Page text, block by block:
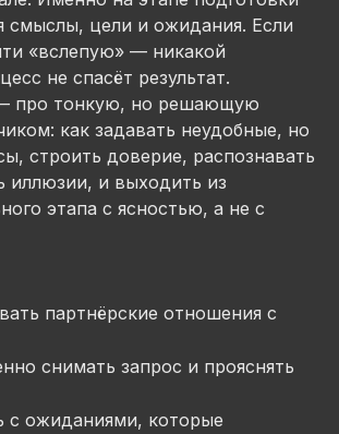
смыслы, цели и ожидания. Если
«вслепую» — никакой
не спасёт результат.
про тонкую, но решающую
как задавать неудобные, но
строить доверие, распознавать
иллюзии, и выходить из
этапа с ясностью, а не с
партнёрские отношения с
снимать запрос и прояснять
с ожиданиями, которые